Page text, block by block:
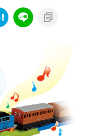
マス）
カリオンDVD
ハッピーセット
レールと情景